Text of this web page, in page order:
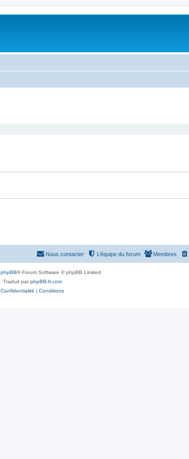
Membres
L’équipe du forum
Nous contacter
phpBB® Forum Software © phpBB Limited
Traduit parphpBB-fr.com
Confidentialité | Conditions